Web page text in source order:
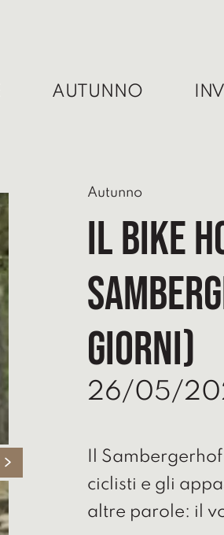
AUTUNNO
Autunno
IL BIKE
GIORNI)
26/05/
Il
ciclisti e gli
altre parole: il